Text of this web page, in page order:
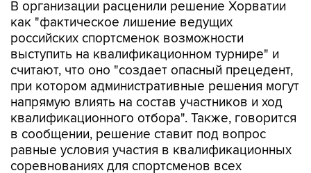
российских спортсменок возможности
выступить на квалификационном турнире" и
считают, что оно "создает опасный прецедент,
при котором административные решения могут
напрямую влиять на состав участников и ход
квалификационного отбора". Также, говорится
в сообщении, решение ставит под вопрос
равные условия участия в квалификационных
соревнованиях для спортсменов всех
национальных федераций.